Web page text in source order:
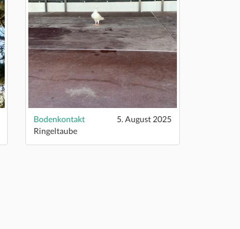
Bodenkontakt
5. August 2025
Ringeltaube